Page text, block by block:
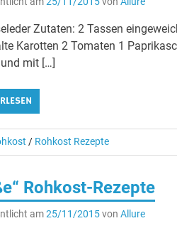
Zutaten: 2 Tassen
Karotten 2 Tomaten 1
und mit […]
/ Rohkost Rezepte
Rohkost-Rezepte
am25/11/2015von Allure